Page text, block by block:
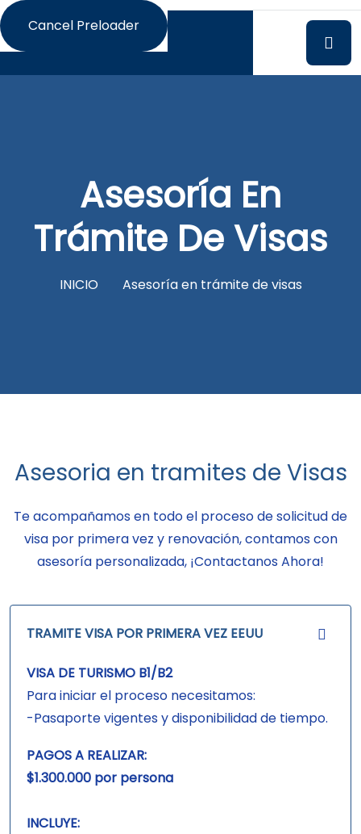
Cancel Preloader
Asesoría En
Trámite De Visas
INICIO Asesoría en trámite de visas
Asesoria en tramites de Visas
Te acompañamos en todo el proceso de solicitud de
visa por primera vez y renovación, contamos con
asesoría personalizada, ¡Contactanos Ahora!
TRAMITE VISA POR PRIMERA VEZ EEUU
VISA DE TURISMO B1/B2
Para iniciar el proceso necesitamos:
-Pasaporte vigentes y disponibilidad de tiempo.
PAGOS A REALIZAR:
$1.300.000 por persona
INCLUYE: